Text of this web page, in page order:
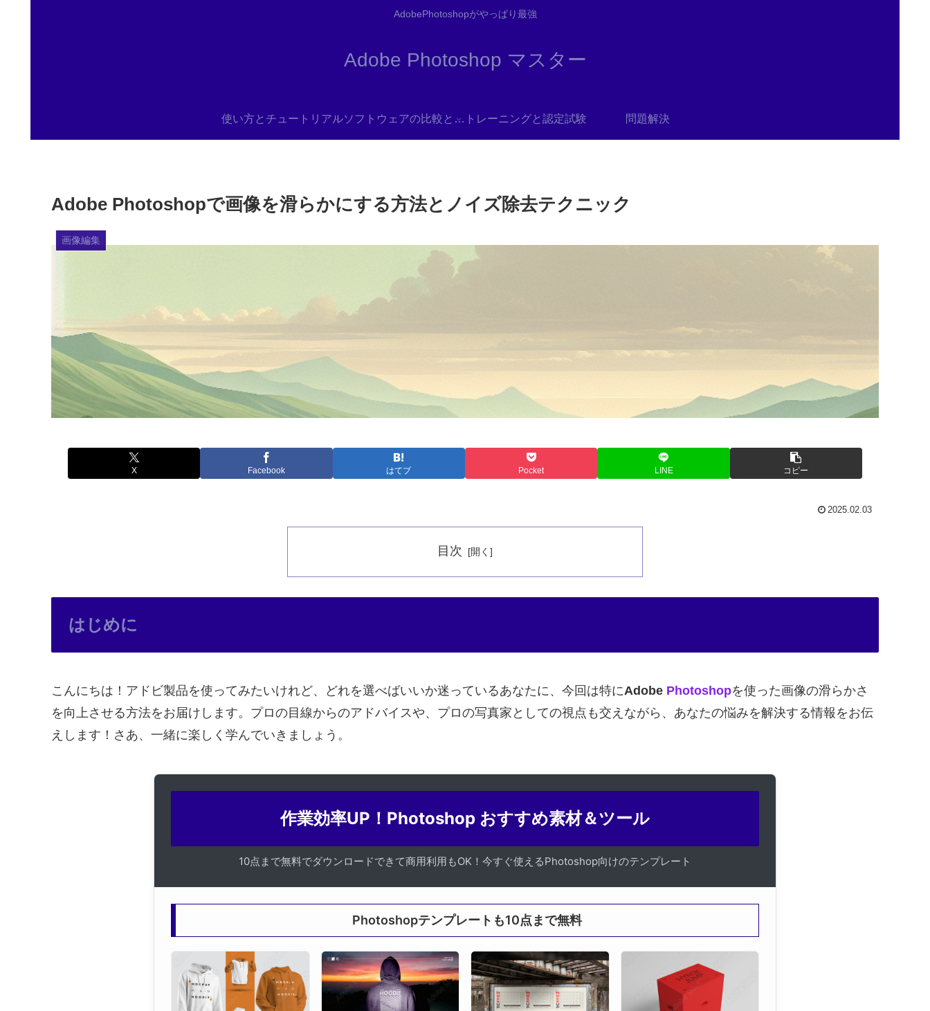
AdobePhotoshopがやっぱり最強
Adobe Photoshop マスター
使い方とチュートリアル ソフトウェアの比較と代替 トレーニングと認定試験 問題解決
Adobe Photoshopで画像を滑らかにする方法とノイズ除去テクニック
画像編集
X Facebook はてブ Pocket LINE コピー
2025.02.03
目次
はじめに
こんにちは！アドビ製品を使ってみたいけれど、どれを選べばいいか迷っているあなたに、今回は特にAdobe Photoshopを使った画像の滑らかさ
を向上させる方法をお届けします。プロの目線からのアドバイスや、プロの写真家としての視点も交えながら、あなたの悩みを解決する情報をお伝
えします！さあ、一緒に楽しく学んでいきましょう。
作業効率UP！Photoshop おすすめ素材＆ツール
10点まで無料でダウンロードできて商用利用もOK！今すぐ使えるPhotoshop向けのテンプレート
Photoshopテンプレートも10点まで無料